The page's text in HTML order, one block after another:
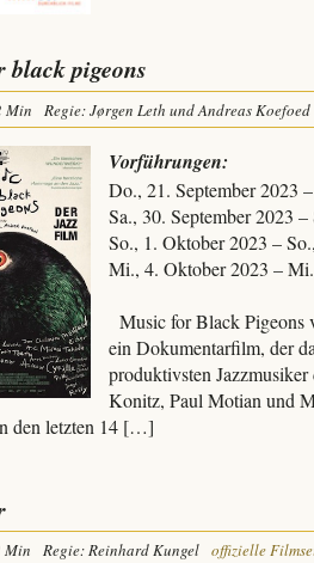
black pigeons
Min Regie: Jørgen Leth und Andreas Koefoed
Vorführungen:
Do., 21. September 2023
Sa., 30. September 2023
So., 1. Oktober 2023 –
Mi., 4. Oktober 2023 –
Music for Black Pigeons
ein Dokumentarfilm, der
produktivsten
Konitz, Paul Motian und
den letzten 14 […]
Min Regie: Reinhard Kungel offizielle